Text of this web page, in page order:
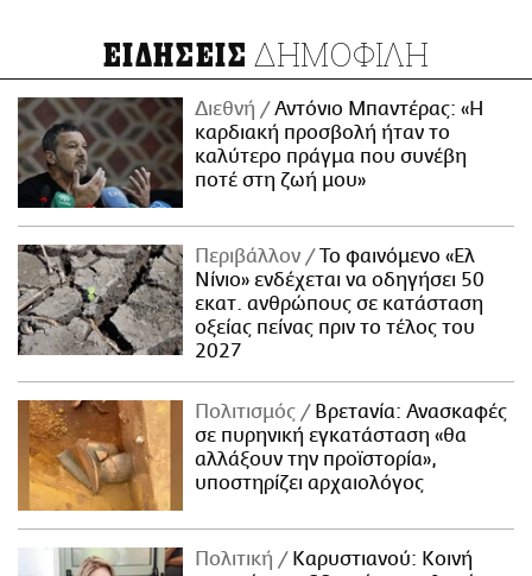
ΕΙΔΗΣΕΙΣ ΔΗΜΟΦΙΛΗ
Διεθνή
Αντόνιο Μπαντέρας: «Η
καρδιακή προσβολή ήταν το
καλύτερο πράγμα που συνέβη
ποτέ στη ζωή μου»
Περιβάλλον
Το φαινόμενο «Ελ
Νίνιο» ενδέχεται να οδηγήσει 50
εκατ. ανθρώπους σε κατάσταση
οξείας πείνας πριν το τέλος του
2027
Πολιτισμός
Βρετανία: Ανασκαφές
σε πυρηνική εγκατάσταση «θα
αλλάξουν την προϊστορία»,
υποστηρίζει αρχαιολόγος
Πολιτική
Καρυστιανού: Κοινή